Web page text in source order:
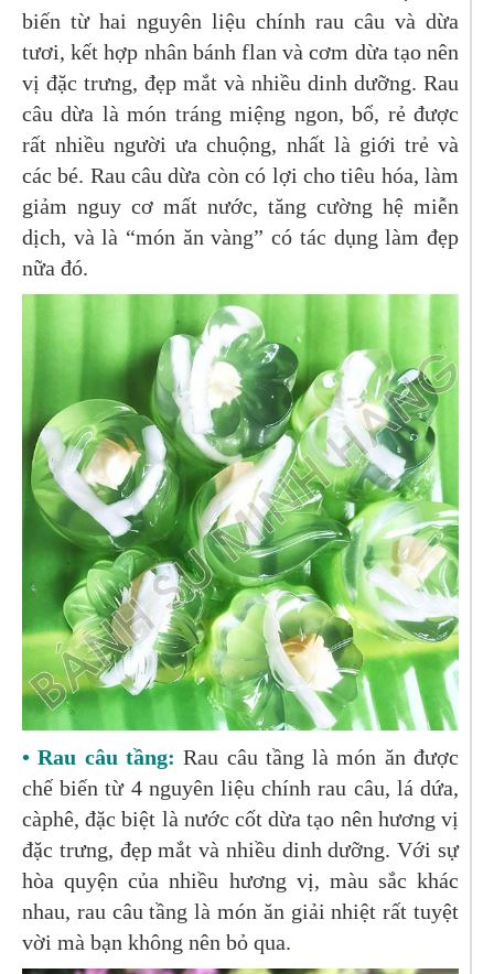
biến từ hai nguyên liệu chính rau câu và dừa
tươi, kết hợp nhân bánh flan và cơm dừa tạo nên
vị đặc trưng, đẹp mắt và nhiều dinh dưỡng. Rau
câu dừa là món tráng miệng ngon, bổ, rẻ được
rất nhiều người ưa chuộng, nhất là giới trẻ và
các bé. Rau câu dừa còn có lợi cho tiêu hóa, làm
giảm nguy cơ mất nước, tăng cường hệ miễn
dịch, và là “món ăn vàng” có tác dụng làm đẹp
nữa đó.
• Rau câu tầng: Rau câu tầng là món ăn được
chế biến từ 4 nguyên liệu chính rau câu, lá dứa,
càphê, đặc biệt là nước cốt dừa tạo nên hương vị
đặc trưng, đẹp mắt và nhiều dinh dưỡng. Với sự
hòa quyện của nhiều hương vị, màu sắc khác
nhau, rau câu tầng là món ăn giải nhiệt rất tuyệt
vời mà bạn không nên bỏ qua.